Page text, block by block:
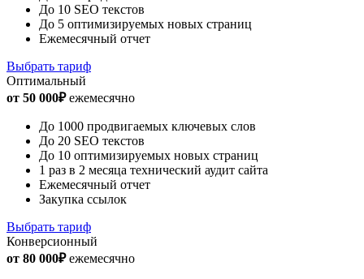
До 10 SEO текстов
До 5 оптимизируемых новых страниц
Ежемесячный отчет
Выбрать тариф
Оптимальный
от 50 000₽ежемесячно
До 1000 продвигаемых ключевых слов
До 20 SEO текстов
До 10 оптимизируемых новых страниц
1 раз в 2 месяца технический аудит сайта
Ежемесячный отчет
Закупка ссылок
Выбрать тариф
Конверсионный
от 80 000₽ежемесячно